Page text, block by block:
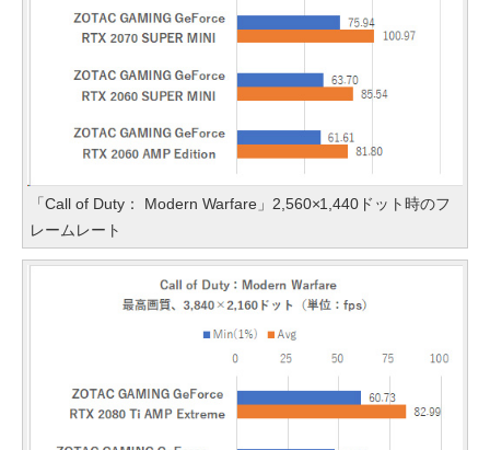
「Call of Duty： Modern Warfare」2,560×1,440ドット時のフ
レームレート